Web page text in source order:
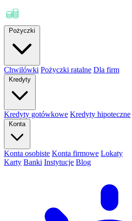
Pożyczki
Chwilówki Pożyczki ratalne Dla firm
Kredyty
Kredyty gotówkowe Kredyty hipoteczne
Konta
Konta osobiste Konta firmowe Lokaty
Karty Banki Instytucje Blog